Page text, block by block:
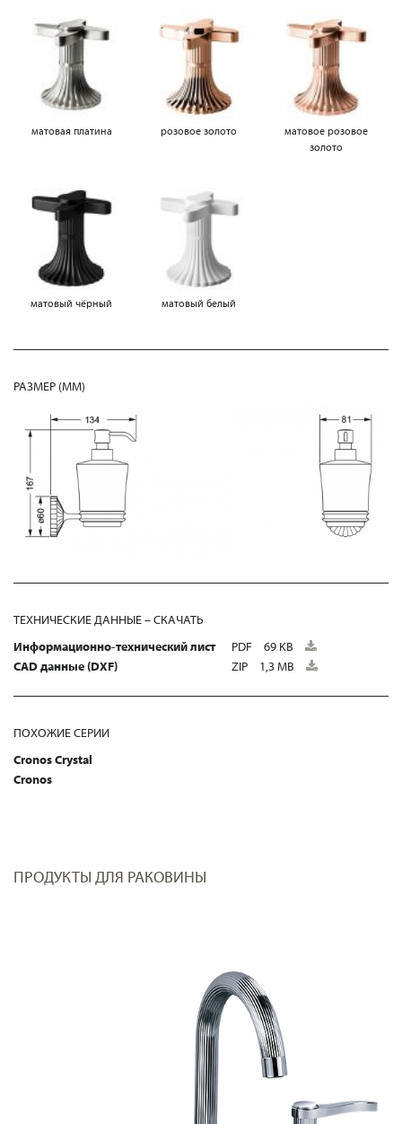
матовая платина розовое золото
матовое розовое
золото
матовый чёрный матовый белый
РАЗМЕР (MM)
ТЕХНИЧЕСКИЕ ДАННЫЕ – СКАЧАТЬ
Информационно-технический лист
PDF
69 KB
CAD данные (DXF)
ZIP 1,3 MB
ПОХОЖИЕ СЕРИИ
Cronos Crystal
Cronos
ПРОДУКТЫ ДЛЯ РАКОВИНЫ